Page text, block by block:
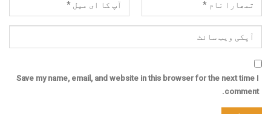
Save my name, email, and website in this browser for the next time I
comment.